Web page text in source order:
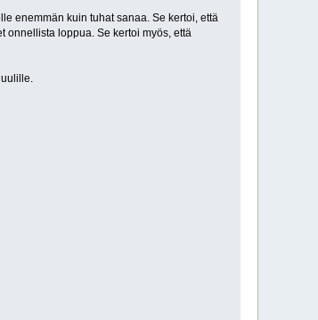
enemmän kuin tuhat sanaa. Se kertoi, että
onnellista loppua. Se kertoi myös, että